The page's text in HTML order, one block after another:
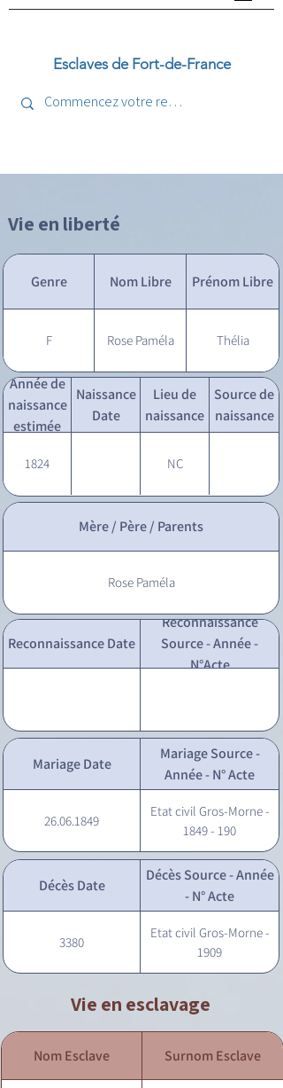
Esclaves de Fort-de-France
Vie en liberté
Genre Nom Libre Prénom Libre
F Rose Paméla Thélia
Année de
naissance
estimée
Naissance
Date
Lieu de
naissance
Source de
naissance
1824 NC
Mère / Père / Parents
Rose Paméla
Reconnaissance Date
Reconnaissance
Source - Année -
N°Acte
Mariage Date
Mariage Source -
Année - N° Acte
26.06.1849
Etat civil Gros-Morne -
1849 - 190
Décès Date
Décès Source - Année
- N° Acte
3380
Etat civil Gros-Morne -
1909
Vie en esclavage
Nom Esclave Surnom Esclave